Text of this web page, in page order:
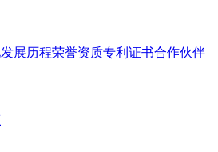
发展历程荣誉资质专利证书合作伙伴